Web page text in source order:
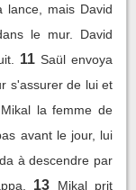
mais David
le mur. David
11 Saül envoya
s'assurer de lui et
la femme de
avant le jour, lui
à descendre par
13
Mikal prit